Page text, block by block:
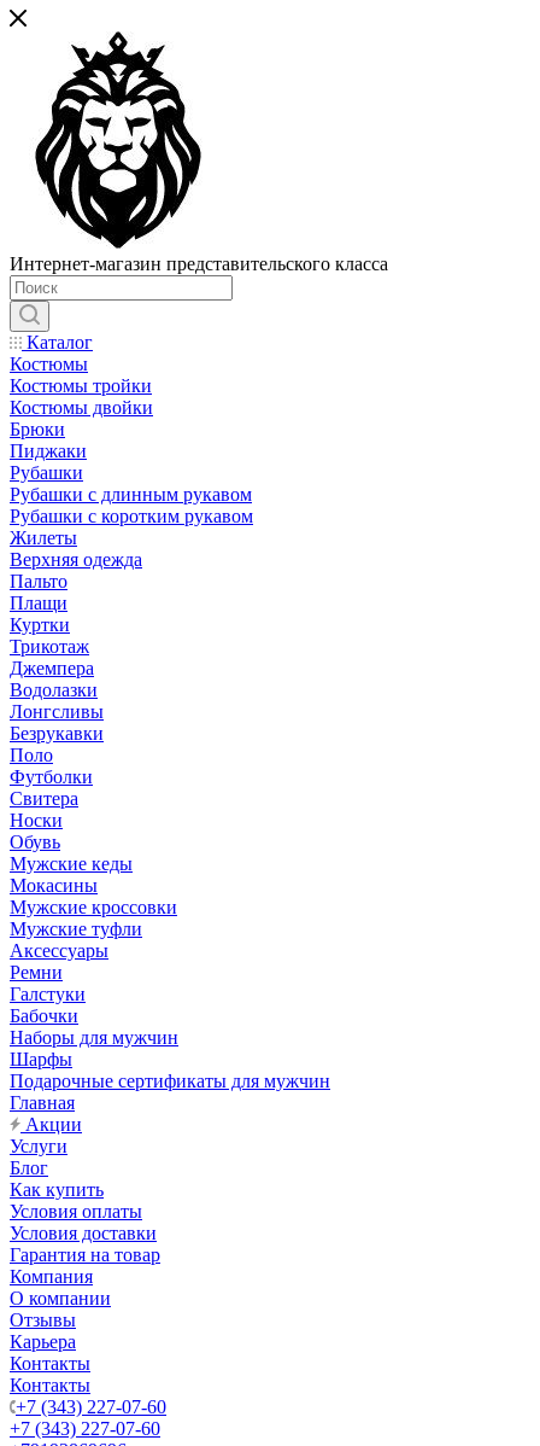
Интернет-магазин представительского класса
Каталог
Костюмы
Костюмы тройки
Костюмы двойки
Брюки
Пиджаки
Рубашки
Рубашки с длинным рукавом
Рубашки с коротким рукавом
Жилеты
Верхняя одежда
Пальто
Плащи
Куртки
Трикотаж
Джемпера
Водолазки
Лонгсливы
Безрукавки
Поло
Футболки
Свитера
Носки
Обувь
Мужские кеды
Мокасины
Мужские кроссовки
Мужские туфли
Аксессуары
Ремни
Галстуки
Бабочки
Наборы для мужчин
Шарфы
Подарочные сертификаты для мужчин
Главная
Акции
Услуги
Блог
Как купить
Условия оплаты
Условия доставки
Гарантия на товар
Компания
О компании
Отзывы
Карьера
Контакты
Контакты
+7 (343) 227-07-60
+7 (343) 227-07-60